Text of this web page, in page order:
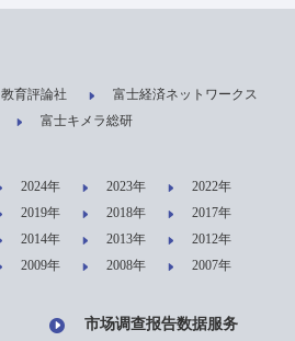
教育評論社
富士経済ネットワークス
富士キメラ総研
2024年 2023年
2022年
2019年 2018年
2017年
2014年 2013年
2012年
2009年 2008年
2007年
市场调查报告数据服务